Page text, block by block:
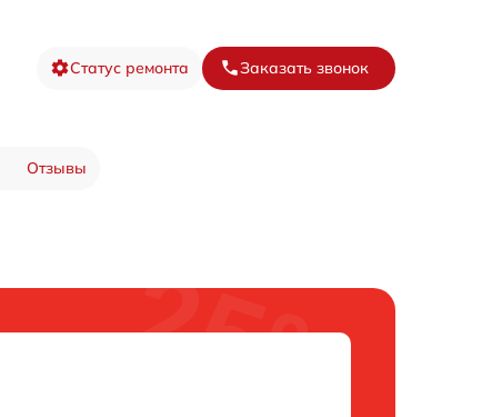
Статус ремонта Заказать звонок
Отзывы